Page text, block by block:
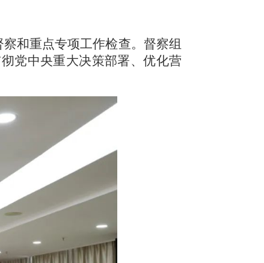
和重点专项工作检查。督察组
党中央重大决策部署、优化营